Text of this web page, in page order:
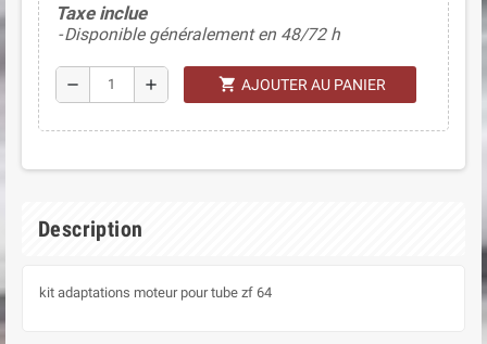
Taxe inclue
Disponible généralement en 48/72 h
remove add shopping_cart AJOUTER AU PANIER
Description
kit adaptations moteur pour tube zf 64